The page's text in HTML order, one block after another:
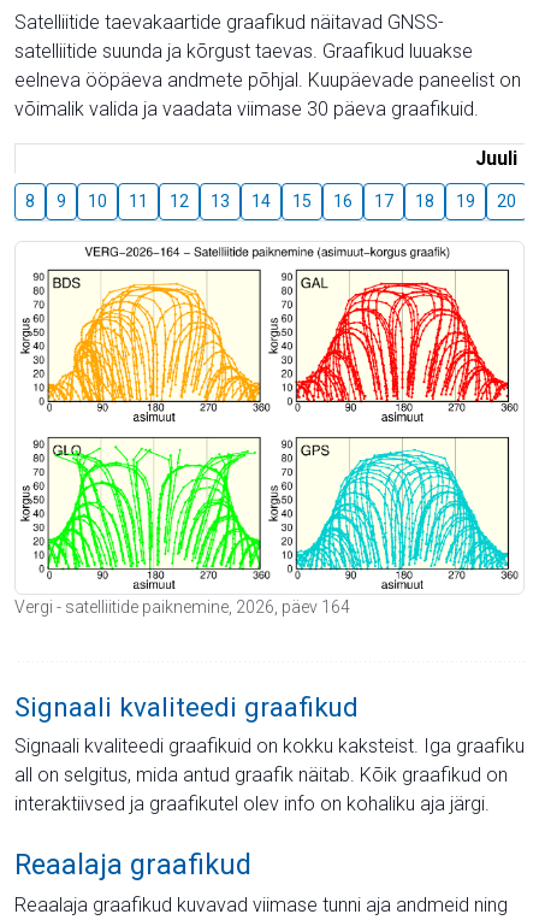
Satelliitide taevakaartide graafikud näitavad GNSS-
satelliitide suunda ja kõrgust taevas. Graafikud luuakse
eelneva ööpäeva andmete põhjal. Kuupäevade paneelist on
võimalik valida ja vaadata viimase 30 päeva graafikuid.
Juuli
8 9 10 11 12 13 14 15 16 17 18 19 20
Vergi - satelliitide paiknemine, 2026, päev 164
Signaali kvaliteedi graafikud
Signaali kvaliteedi graafikuid on kokku kaksteist. Iga graafiku
all on selgitus, mida antud graafik näitab. Kõik graafikud on
interaktiivsed ja graafikutel olev info on kohaliku aja järgi.
Reaalaja graafikud
Reaalaja graafikud kuvavad viimase tunni aja andmeid ning